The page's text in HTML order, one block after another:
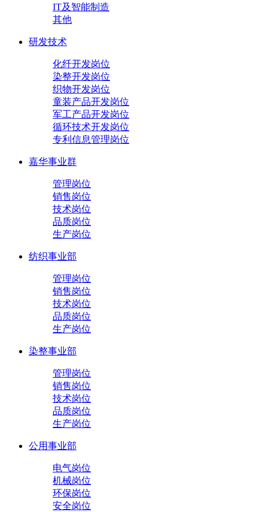
IT及智能制造
其他
研发技术
化纤开发岗位
染整开发岗位
织物开发岗位
童装产品开发岗位
军工产品开发岗位
循环技术开发岗位
专利信息管理岗位
嘉华事业群
管理岗位
销售岗位
技术岗位
品质岗位
生产岗位
纺织事业部
管理岗位
销售岗位
技术岗位
品质岗位
生产岗位
染整事业部
管理岗位
销售岗位
技术岗位
品质岗位
生产岗位
公用事业部
电气岗位
机械岗位
环保岗位
安全岗位